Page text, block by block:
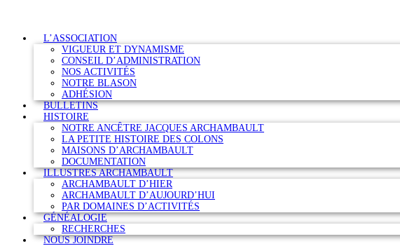
L’ASSOCIATION
VIGUEUR ET DYNAMISME
CONSEIL D’ADMINISTRATION
NOS ACTIVITÉS
NOTRE BLASON
ADHÉSION
BULLETINS
HISTOIRE
NOTRE ANCÊTRE JACQUES ARCHAMBAULT
LA PETITE HISTOIRE DES COLONS
MAISONS D’ARCHAMBAULT
DOCUMENTATION
ILLUSTRES ARCHAMBAULT
ARCHAMBAULT D’HIER
ARCHAMBAULT D’AUJOURD’HUI
PAR DOMAINES D’ACTIVITÉS
GÉNÉALOGIE
RECHERCHES
NOUS JOINDRE